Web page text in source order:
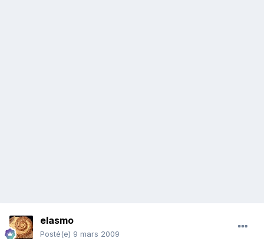
elasmo
Posté(e) 9 mars 2009